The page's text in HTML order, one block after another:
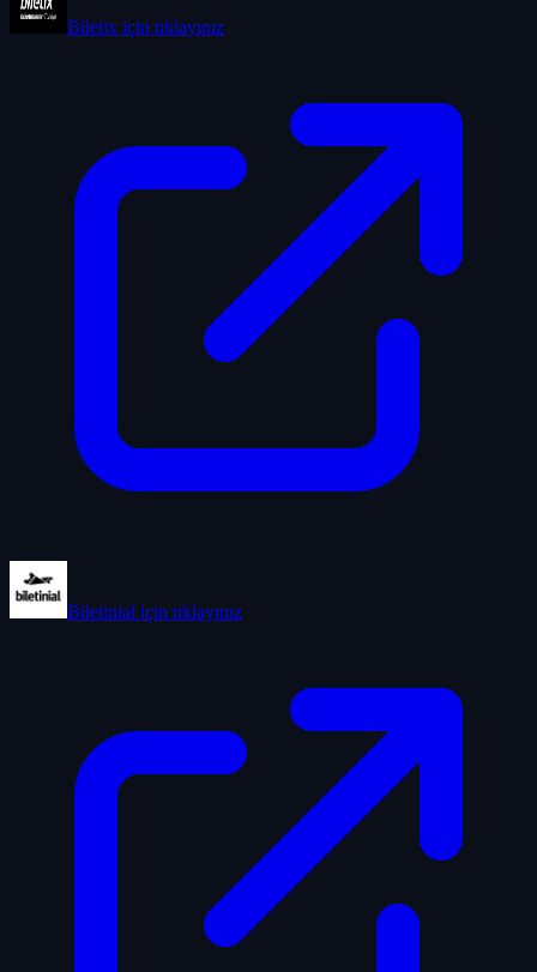
Biletix için tıklayınız
Biletinial için tıklayınız